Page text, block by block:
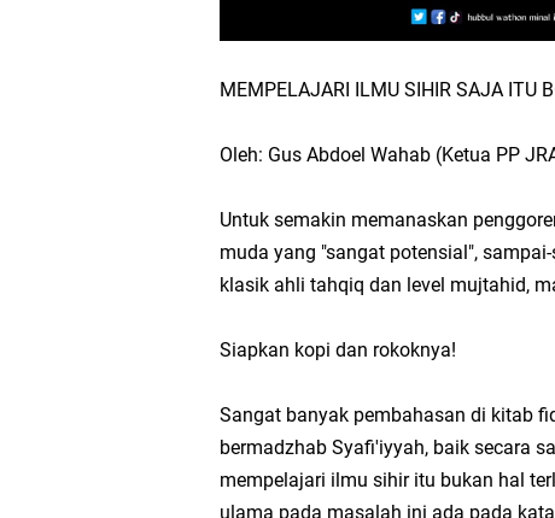
MEMPELAJARI ILMU SIHIR SAJA ITU
Oleh: Gus Abdoel Wahab (Ketua PP
Untuk semakin memanaskan
muda yang "sangat potensial",
klasik ahli tahqiq dan level mujtahid,
Siapkan kopi dan rokoknya!
Sangat banyak pembahasan di kitab
bermadzhab Syafi'iyyah, baik secara
mempelajari ilmu sihir itu bukan hal
ulama pada masalah ini ada pada kata